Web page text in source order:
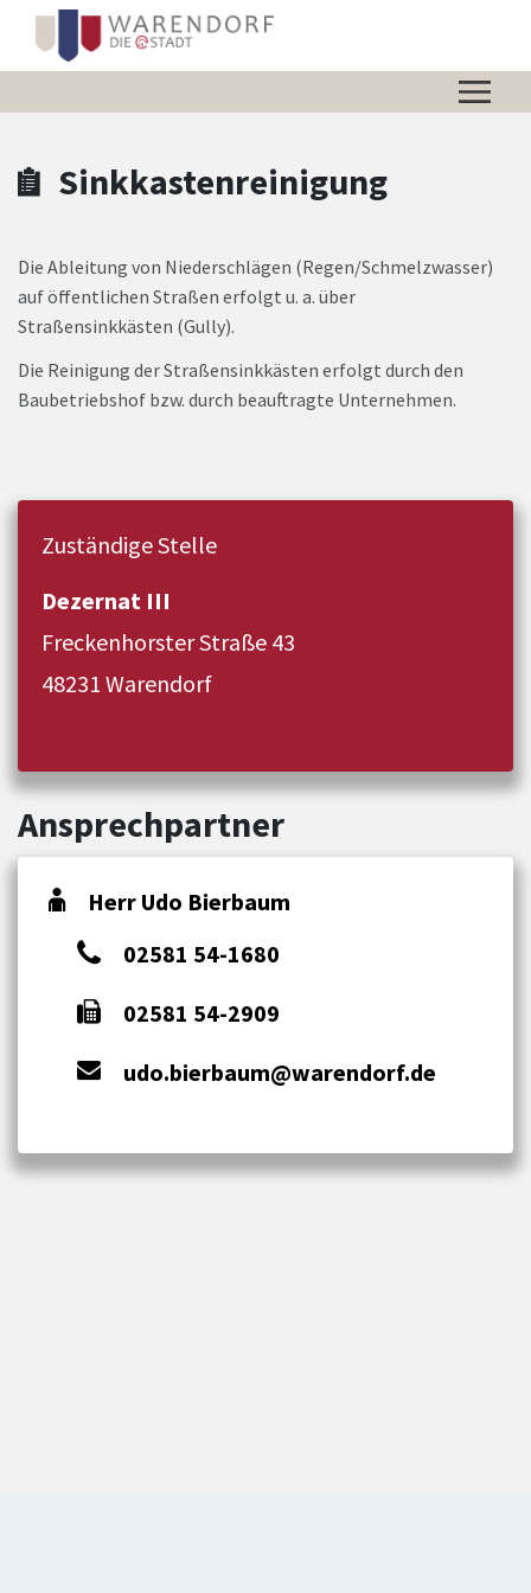
Zum Header
Zum Hauptinhalt
Zum Footer
Zum Hauptinhalt springen
Sinkkastenreinigung
Die Ableitung von Niederschlägen (Regen/Schmelzwasser)
auf öffentlichen Straßen erfolgt u. a. über
Straßensinkkästen (Gully).
Die Reinigung der Straßensinkkästen erfolgt durch den
Baubetriebshof bzw. durch beauftragte Unternehmen.
Zuständige Stelle
Dezernat III
Freckenhorster Straße 43
48231 Warendorf
Ansprechpartner
Herr Udo Bierbaum
02581 54-1680
02581 54-2909
udo.bierbaum@warendorf.de